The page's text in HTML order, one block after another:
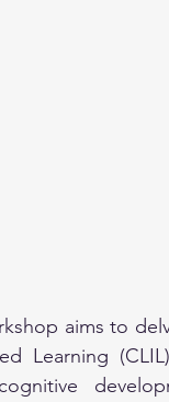
aims to
Learning